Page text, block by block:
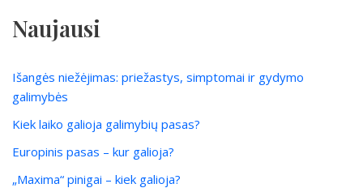
Naujausi
Išangės niežėjimas: priežastys, simptomai ir gydymo
galimybės
Kiek laiko galioja galimybių pasas?
Europinis pasas – kur galioja?
„Maxima“ pinigai – kiek galioja?